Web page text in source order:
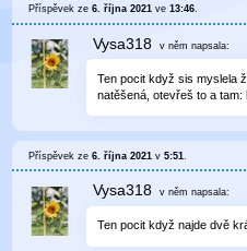
Příspěvek ze6. října 2021 ve13:46.
Vysa318 v něm napsala:
Ten pocit když sis myslela
natěšená, otevřeš to a tam:
Příspěvek ze6. října 2021 v5:51
Vysa318 v něm napsala:
Ten pocit když najde dvě